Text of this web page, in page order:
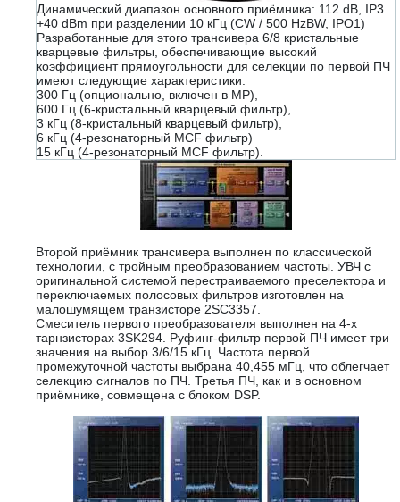
Динамический диапазон основного приёмника: 112 dB, IP3
+40 dBm при разделении 10 кГц (CW / 500 HzBW, IPO1)
Разработанные для этого трансивера 6/8 кристальные
кварцевые фильтры, обеспечивающие высокий
коэффициент прямоугольности для селекции по первой ПЧ
имеют следующие характеристики:
300 Гц (опционально, включен в MP),
600 Гц (6-кристальный кварцевый фильтр),
3 кГц (8-кристальный кварцевый фильтр),
6 кГц (4-резонаторный MCF фильтр)
15 кГц (4-резонаторный MCF фильтр).
Второй приёмник трансивера выполнен по классической
технологии, с тройным преобразованием частоты. УВЧ с
оригинальной системой перестраиваемого преселектора и
переключаемых полосовых фильтров изготовлен на
малошумящем транзисторе 2SC3357.
Смеситель первого преобразователя выполнен на 4-х
тарнзисторах 3SK294. Руфинг-фильтр первой ПЧ имеет три
значения на выбор 3/6/15 кГц. Частота первой
промежуточной частоты выбрана 40,455 мГц, что облегчает
селекцию сигналов по ПЧ. Третья ПЧ, как и в основном
приёмнике, совмещена с блоком DSP.